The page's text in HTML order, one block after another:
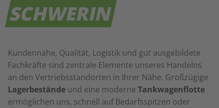
SCHWERIN
Kundennähe, Qualität, Logistik und gut ausgebildete
Fachkräfte sind zentrale Elemente unseres Handelns
an den Vertriebsstandorten in Ihrer Nähe. Großzügige
Lagerbestände und eine moderne Tankwagenflotte
ermöglichen uns, schnell auf Bedarfsspitzen oder